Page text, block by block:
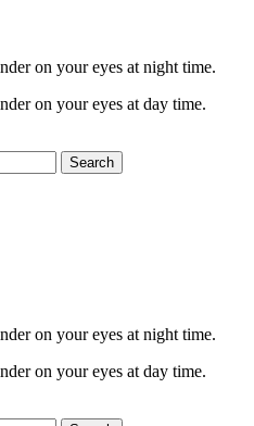
on your eyes at night time.
on your eyes at day time.
Search
on your eyes at night time.
on your eyes at day time.